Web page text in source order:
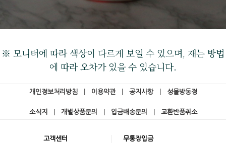
※ 모니터에 따라 색상이 다르게 보일 수 있으며, 재는 방법
에 따라 오차가 있을 수 있습니다.
개인정보처리방침 이용약관 공지사항 성물방동정
소식지 개별상품문의 입금배송문의 교환반품취소
고객센터 무통장입금